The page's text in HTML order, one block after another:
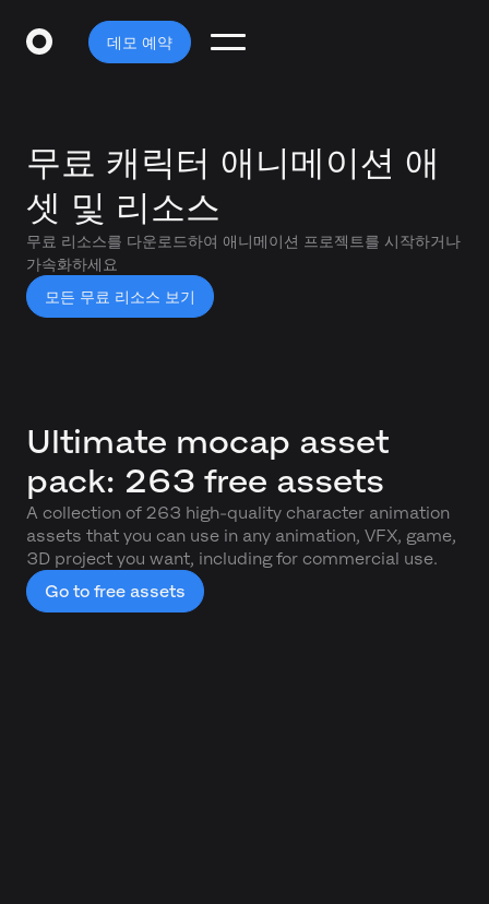
데모 예약
무료 캐릭터 애니메이션 애
셋 및 리소스
무료 리소스를 다운로드하여 애니메이션 프로젝트를 시작하거나
가속화하세요
모든 무료 리소스 보기
Ultimate mocap asset
pack: 263 free assets
A collection of 263 high-quality character animation
assets that you can use in any animation, VFX, game,
3D project you want, including for commercial use.
Go to free assets